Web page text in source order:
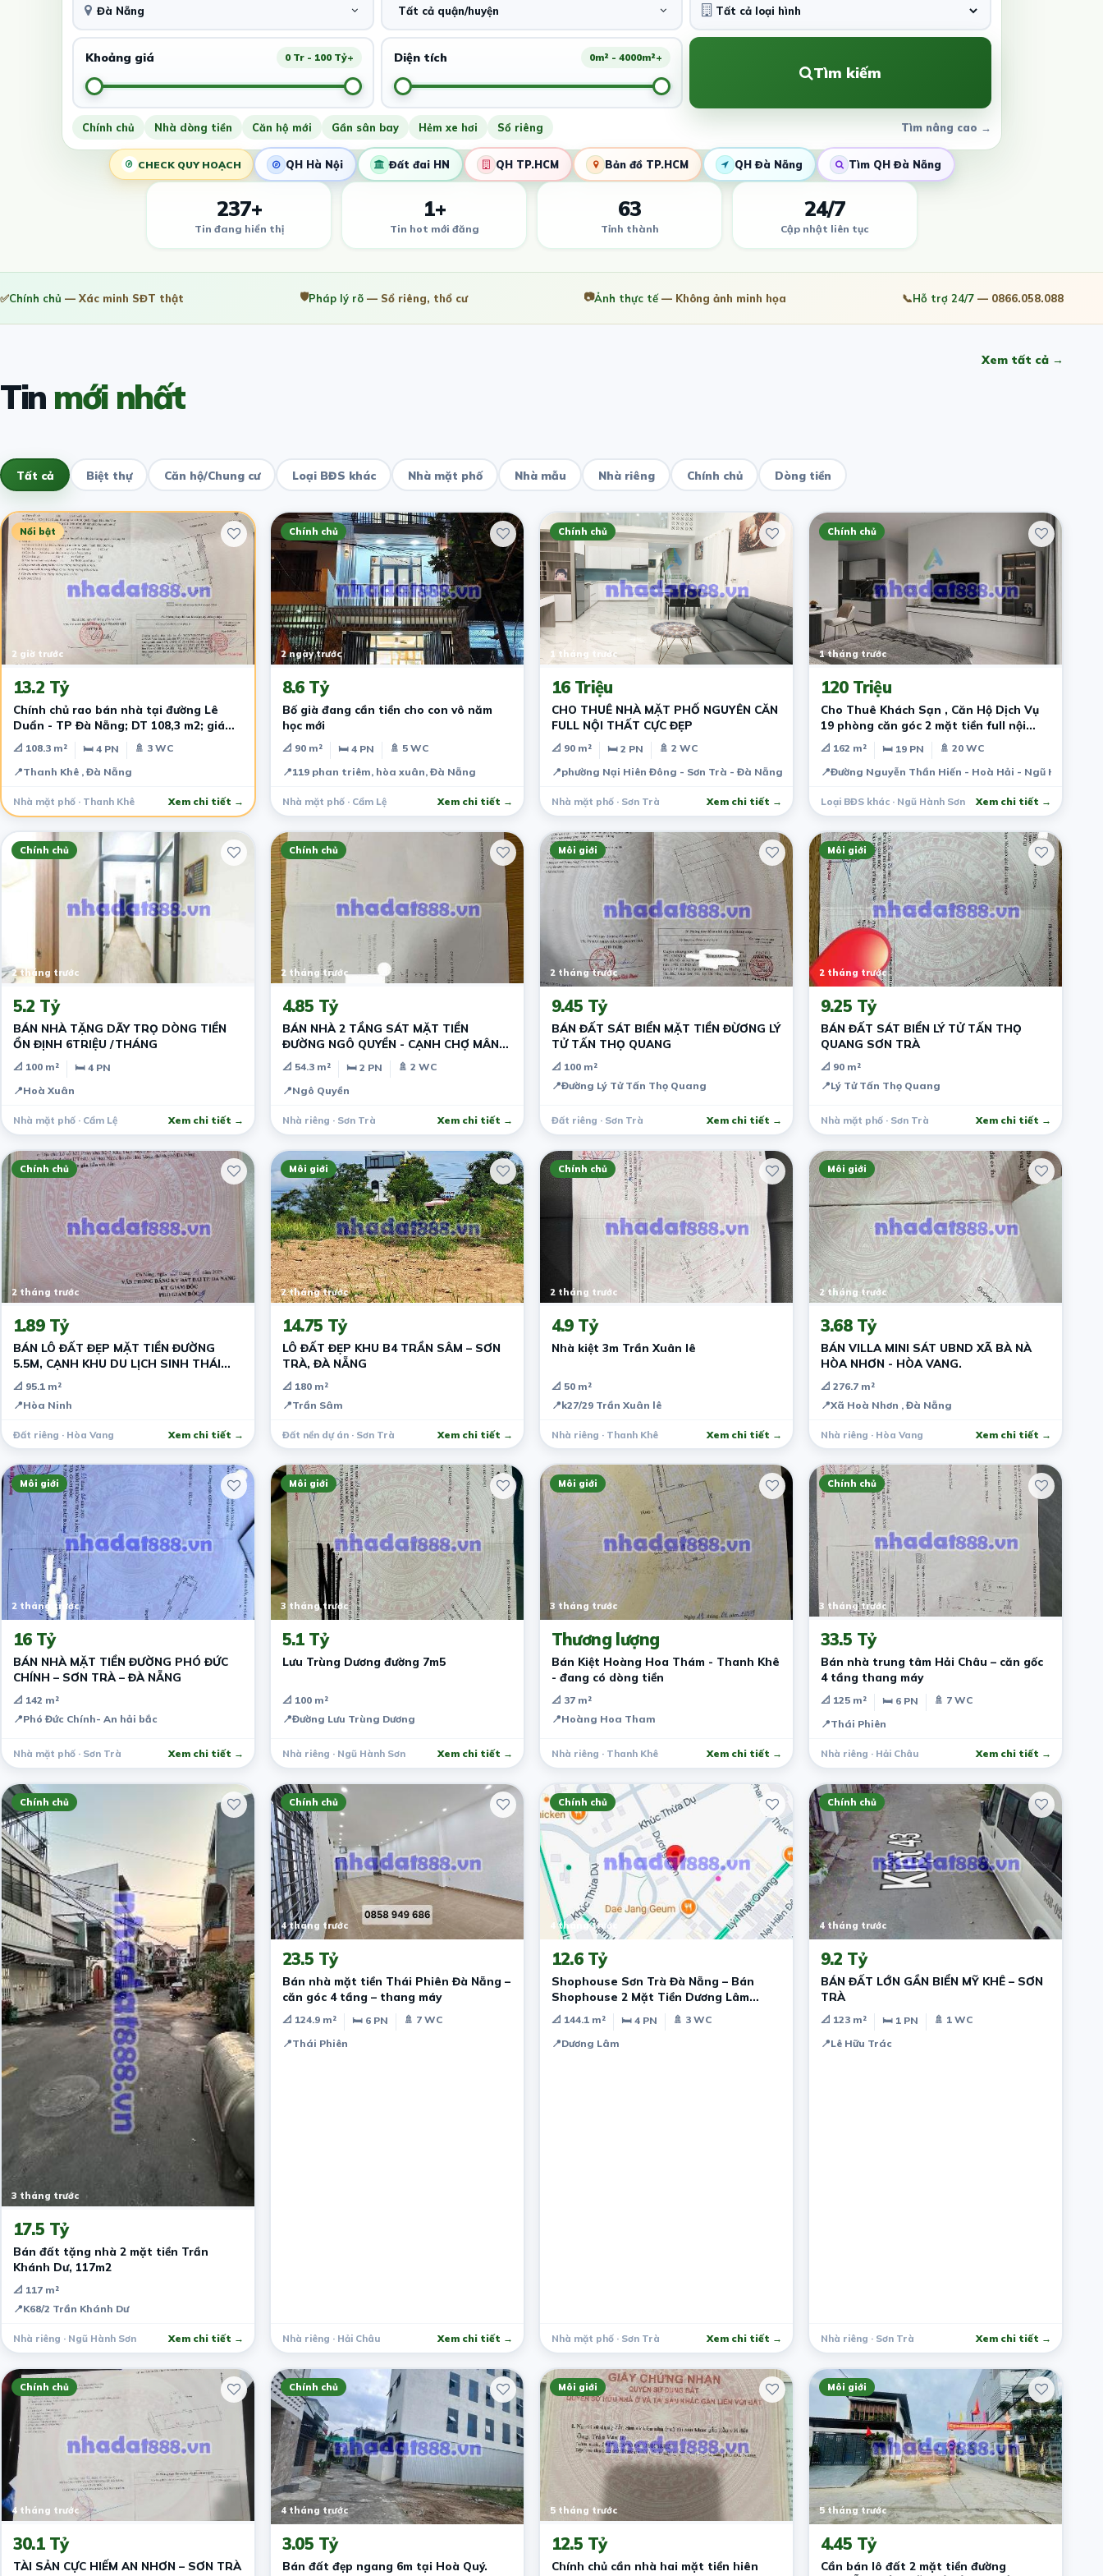
Đà Nẵng Tất cả quận/huyện
Khoảng giá 0 Tr - 100 Tỷ+ Diện tích 0m² - 4000m²+
Tìm kiếm
Chính chủ Nhà dòng tiền Căn hộ mới Gần sân bay Hẻm xe hơi Sổ riêng Tìm nâng cao →
CHECK QUY HOẠCH QH Hà Nội Đất đai HN QH TP.HCM Bản đồ TP.HCM QH Đà Nẵng Tìm QH Đà Nẵng
237+
Tin đang hiển thị
1+
Tin hot mới đăng
63
Tỉnh thành
24/7
Cập nhật liên tục
✅Chính chủ — Xác minh SĐT thật 🛡️Pháp lý rõ — Sổ riêng, thổ cư 📷Ảnh thực tế— Không ảnh minh họa 📞Hỗ trợ 24/7 — 0866.058.088
Tinmới nhất
Xem tất cả →
Tất cả Biệt thự Căn hộ/Chung cư Loại BĐS khác Nhà mặt phố Nhà mẫu Nhà riêng Chính chủ Dòng tiền
Nổi bật
2 giờ trước
13.2 Tỷ
Chính chủ rao bán nhà tại đường Lê
Duẩn - TP Đà Nẵng; DT 108,3 m2; giá
13,2 tỷ
📐 108.3 m² 🛏 4 PN
🚿 3 WC
📍Thanh Khê , Đà Nẵng
Nhà mặt phố · Thanh Khê Xem chi tiết →
Chính chủ
2 ngày trước
8.6 Tỷ
Bố già đang cần tiền cho con vô năm
học mới
📐 90 m² 🛏 4 PN
🚿 5 WC
📍119 phan triêm, hòa xuân, Đà Nẵng
Nhà mặt phố · Cẩm Lệ Xem chi tiết →
Chính chủ
1 tháng trước
16 Triệu
CHO THUÊ NHÀ MẶT PHỐ NGUYÊN CĂN
FULL NỘI THẤT CỰC ĐẸP
📐 90 m² 🛏 2 PN
🚿 2 WC
📍phường Nại Hiên Đông - Sơn Trà - Đà Nẵng
Nhà mặt phố · Sơn Trà Xem chi tiết →
Chính chủ
1 tháng trước
120 Triệu
Cho Thuê Khách Sạn , Căn Hộ Dịch Vụ
19 phòng căn góc 2 mặt tiền full nội
thất
📐 162 m² 🛏 19 PN
🚿 20 WC
📍Đường Nguyễn Thần Hiến - Hoà Hải - Ngũ Hành Sơn
Loại BĐS khác · Ngũ Hành Sơn Xem chi tiết →
Chính chủ
2 tháng trước
5.2 Tỷ
BÁN NHÀ TẶNG DÃY TRỌ DÒNG TIỀN
ỔN ĐỊNH 6TRIỆU /THÁNG
📐 100 m²
🛏 4 PN
📍Hoà Xuân
Nhà mặt phố · Cẩm Lệ Xem chi tiết →
Chính chủ
2 tháng trước
4.85 Tỷ
BÁN NHÀ 2 TẦNG SÁT MẶT TIỀN
ĐƯỜNG NGÔ QUYỀN - CẠNH CHỢ MÂN
THÁI - SƠN TRÀ
📐 54.3 m² 🛏 2 PN
🚿 2 WC
📍Ngô Quyền
Nhà riêng · Sơn Trà Xem chi tiết →
Môi giới
2 tháng trước
9.45 Tỷ
BÁN ĐẤT SÁT BIỂN MẶT TIỀN ĐỪƠNG LÝ
TỬ TẤN THỌ QUANG
📐 100 m²
📍Đường Lý Tử Tấn Thọ Quang
Đất riêng · Sơn Trà Xem chi tiết →
Môi giới
2 tháng trước
9.25 Tỷ
BÁN ĐẤT SÁT BIỂN LÝ TỬ TẤN THỌ
QUANG SƠN TRÀ
📐 90 m²
📍Lý Tử Tấn Thọ Quang
Nhà mặt phố · Sơn Trà Xem chi tiết →
Chính chủ
2 tháng trước
1.89 Tỷ
BÁN LÔ ĐẤT ĐẸP MẶT TIỀN ĐƯỜNG
5.5M, CẠNH KHU DU LỊCH SINH THÁI
PHƯỚC SƠN
📐 95.1 m²
📍Hòa Ninh
Đất riêng · Hòa Vang Xem chi tiết →
Môi giới
2 tháng trước
14.75 Tỷ
LÔ ĐẤT ĐẸP KHU B4 TRẦN SÂM – SƠN
TRÀ, ĐÀ NẴNG
📐 180 m²
📍Trần Sâm
Đất nền dự án · Sơn Trà Xem chi tiết →
Chính chủ
2 tháng trước
4.9 Tỷ
Nhà kiệt 3m Trần Xuân lê
📐 50 m²
📍k27/29 Trần Xuân lê
Nhà riêng · Thanh Khê Xem chi tiết →
Môi giới
2 tháng trước
3.68 Tỷ
BÁN VILLA MINI SÁT UBND XÃ BÀ NÀ
HÒA NHƠN - HÒA VANG.
📐 276.7 m²
📍Xã Hoà Nhơn , Đà Nẵng
Nhà riêng · Hòa Vang Xem chi tiết →
Môi giới
2 tháng trước
16 Tỷ
BÁN NHÀ MẶT TIỀN ĐƯỜNG PHÓ ĐỨC
CHÍNH – SƠN TRÀ – ĐÀ NẴNG
📐 142 m²
📍Phó Đức Chính- An hải bắc
Nhà mặt phố · Sơn Trà Xem chi tiết →
Môi giới
3 tháng trước
5.1 Tỷ
Lưu Trùng Dương đường 7m5
📐 100 m²
📍Đường Lưu Trùng Dương
Nhà riêng · Ngũ Hành Sơn Xem chi tiết →
Môi giới
3 tháng trước
Thương lượng
Bán Kiệt Hoàng Hoa Thám - Thanh Khê
- đang có dòng tiền
📐 37 m²
📍Hoàng Hoa Tham
Nhà riêng · Thanh Khê Xem chi tiết →
Chính chủ
3 tháng trước
33.5 Tỷ
Bán nhà trung tâm Hải Châu – căn gốc
4 tầng thang máy
📐 125 m² 🛏 6 PN
🚿 7 WC
📍Thái Phiên
Nhà riêng · Hải Châu Xem chi tiết →
Chính chủ
3 tháng trước
17.5 Tỷ
Bán đất tặng nhà 2 mặt tiền Trần
Khánh Dư, 117m2
📐 117 m²
📍K68/2 Trần Khánh Dư
Nhà riêng · Ngũ Hành Sơn Xem chi tiết →
Chính chủ
4 tháng trước
23.5 Tỷ
Bán nhà mặt tiền Thái Phiên Đà Nẵng –
căn góc 4 tầng – thang máy
📐 124.9 m² 🛏 6 PN
🚿 7 WC
📍Thái Phiên
Nhà riêng · Hải Châu Xem chi tiết →
Chính chủ
4 tháng trước
12.6 Tỷ
Shophouse Sơn Trà Đà Nẵng – Bán
Shophouse 2 Mặt Tiền Dương Lâm
145m²
📐 144.1 m² 🛏 4 PN
🚿 3 WC
📍Dương Lâm
Nhà mặt phố · Sơn Trà Xem chi tiết →
Chính chủ
4 tháng trước
9.2 Tỷ
BÁN ĐẤT LỚN GẦN BIỂN MỸ KHÊ – SƠN
TRÀ
📐 123 m² 🛏 1 PN
🚿 1 WC
📍Lê Hữu Trác
Nhà riêng · Sơn Trà Xem chi tiết →
Chính chủ
4 tháng trước
30.1 Tỷ
TÀI SẢN CỰC HIẾM AN NHƠN – SƠN TRÀ
Chính chủ
4 tháng trước
3.05 Tỷ
Bán đất đẹp ngang 6m tại Hoà Quý.
Môi giới
5 tháng trước
12.5 Tỷ
Chính chủ cần nhà hai mặt tiền hiên
Môi giới
5 tháng trước
4.45 Tỷ
Cần bán lô đất 2 mặt tiền đường